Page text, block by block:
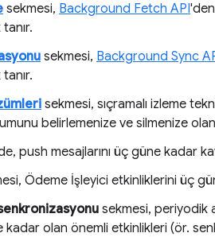
sekmesi, Background Fetch API
sekmesi, Background Sync
sekmesi, sıçramalı izleme
belirlemenize ve silmenize
push mesajlarını üç güne kadar
Ödeme İşleyici etkinliklerini üç
sekmesi, periyodik
olan önemli etkinlikleri (ör.